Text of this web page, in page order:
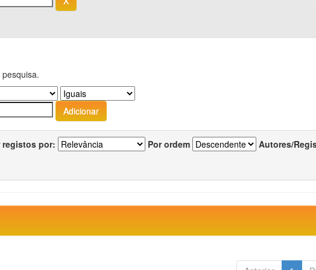
registos por: Por ordem Autores/